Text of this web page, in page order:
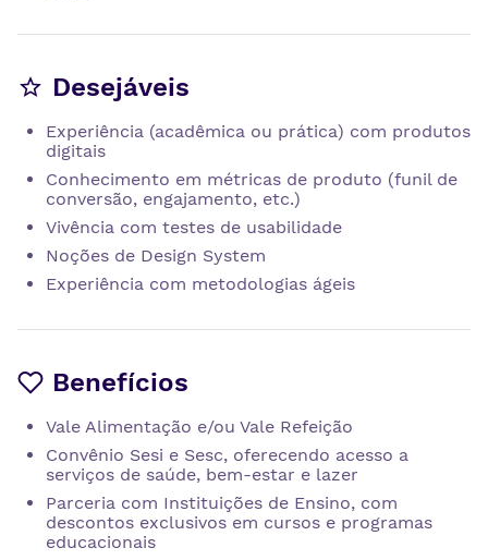
Desejáveis
Experiência (acadêmica ou prática) com produtos
digitais
Conhecimento em métricas de produto (funil de
conversão, engajamento, etc.)
Vivência com testes de usabilidade
Noções de Design System
Experiência com metodologias ágeis
Benefícios
Vale Alimentação e/ou Vale Refeição
Convênio Sesi e Sesc, oferecendo acesso a
serviços de saúde, bem-estar e lazer
Parceria com Instituições de Ensino, com
descontos exclusivos em cursos e programas
educacionais